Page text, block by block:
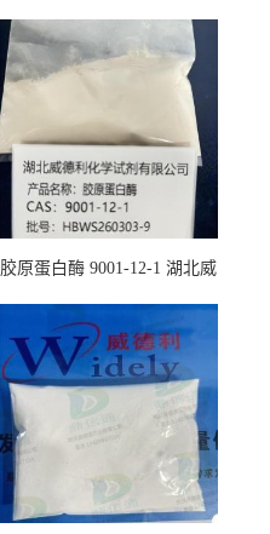
胶原蛋白酶 9001-12-1 湖北威